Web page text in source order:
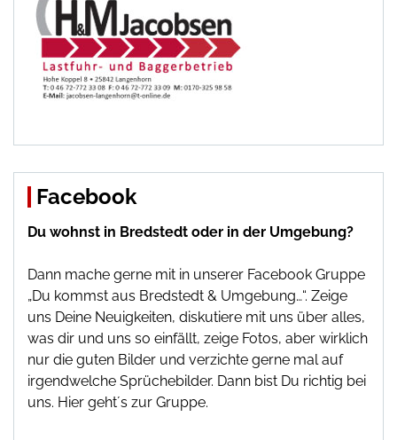
Facebook
Du wohnst in Bredstedt oder in der Umgebung?
Dann mache gerne mit in unserer Facebook Gruppe
„Du kommst aus Bredstedt & Umgebung…“. Zeige
uns Deine Neuigkeiten, diskutiere mit uns über alles,
was dir und uns so einfällt, zeige Fotos, aber wirklich
nur die guten Bilder und verzichte gerne mal auf
irgendwelche Sprüchebilder. Dann bist Du richtig bei
uns. Hier geht´s zur Gruppe.